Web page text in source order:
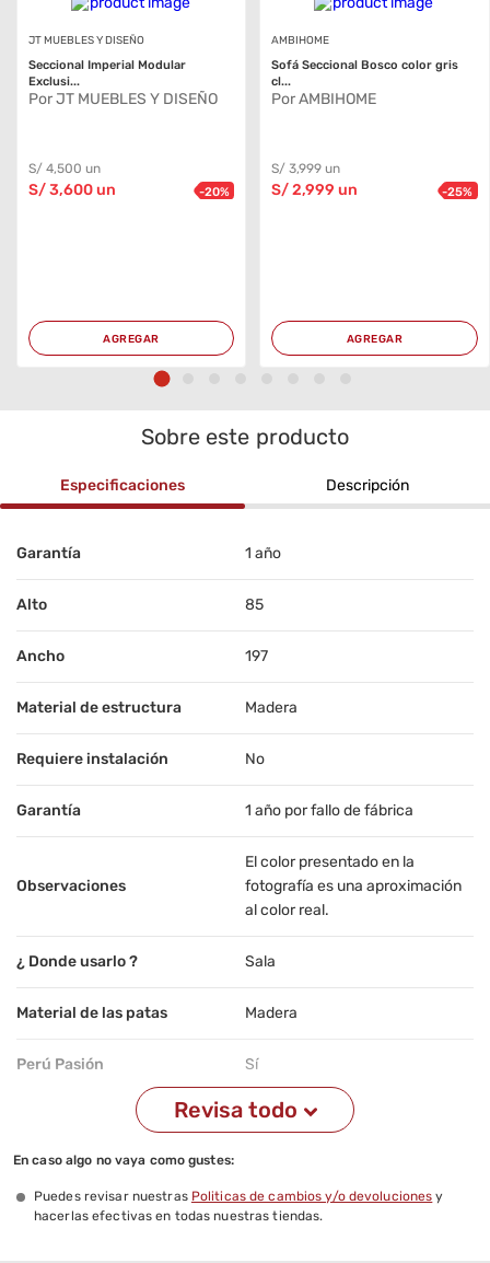
JT MUEBLES Y DISEÑO
Seccional Imperial Modular
Exclusi...
Por JT MUEBLES Y DISEÑO
S/ 4,500 un
S/3,600un -20%
AGREGAR
AMBIHOME
Sofá Seccional Bosco color gris
cl...
Por AMBIHOME
S/3,999 un
S/2,999 un -25%
AGREGAR
Sobre este producto
Especificaciones Descripción
Garantía 1 año
Alto 85
Ancho 197
Material de estructura Madera
Requiere instalación No
Garantía 1 año por fallo de fábrica
Observaciones
El color presentado en la
fotografía es una aproximación
al color real.
¿ Donde usarlo ? Sala
Material de las patas Madera
Perú Pasión Sí
Revisa todo
En caso algo no vaya como gustes:
Puedes revisar nuestras Politicas de cambios y/o devoluciones y
hacerlas efectivas en todas nuestras tiendas.